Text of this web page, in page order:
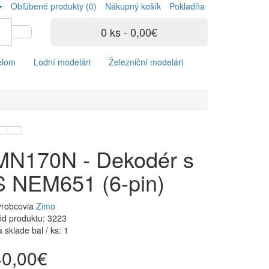
Obľúbené produkty (0) Nákupný košík Pokladňa
0 ks - 0,00€
Lodní modelári Železniční modelári
- Dekodér s
NEM651 (6-pin)
Zimo
produktu: 3223
sklade bal / ks: 1